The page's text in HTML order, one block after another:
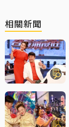
相關新聞